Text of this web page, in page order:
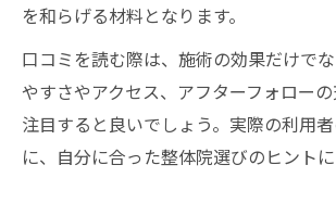
を和らげる材料となります。
口コミを読む際は、施術の効果だけで
やすさやアクセス、アフターフォロー
注目すると良いでしょう。実際の利用
に、自分に合った整体院選びのヒントに